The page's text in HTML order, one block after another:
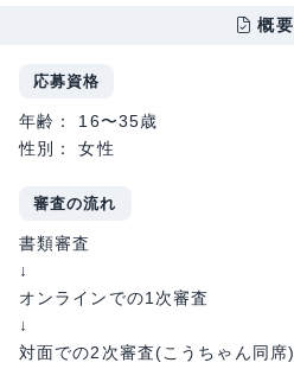
概要
応募資格
年齢： 16〜35歳
性別： 女性
審査の流れ
書類審査
↓
オンラインでの1次審査
↓
対面での2次審査(こうちゃん同席)